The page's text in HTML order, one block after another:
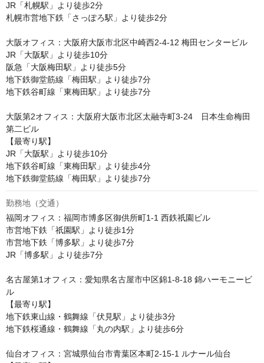
JR「札幌駅」より徒歩2分
札幌市営地下鉄「さっぽろ駅」より徒歩2分
大阪オフィス：大阪府大阪市北区中崎西2-4-12 梅田センタービル
JR「大阪駅」より徒歩10分
阪急「大阪梅田駅」より徒歩5分
地下鉄御堂筋線「梅田駅」より徒歩7分
地下鉄谷町線「東梅田駅」より徒歩7分
大阪第2オフィス：大阪府大阪市北区太融寺町3-24　日本生命梅田
第二ビル
【最寄り駅】
JR「大阪駅」より徒歩10分
地下鉄谷町線「東梅田駅」より徒歩4分
地下鉄御堂筋線「梅田駅」より徒歩7分
勤務地（交通）
福岡オフィス：福岡市博多区御供所町1-1 西鉄祇園ビル
市営地下鉄「祇園駅」より徒歩1分
市営地下鉄「博多駅」より徒歩7分
JR「博多駅」より徒歩7分
名古屋第1オフィス：愛知県名古屋市中区錦1-8-18 錦ハーモニービ
ル
【最寄り駅】
地下鉄東山線・鶴舞線「伏見駅」より徒歩3分
地下鉄桜通線・鶴舞線「丸の内駅」より徒歩6分
仙台オフィス：宮城県仙台市青葉区本町2-15-1 ルナール仙台